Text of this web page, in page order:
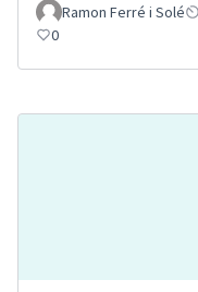
Ramon Ferré i Solé
0